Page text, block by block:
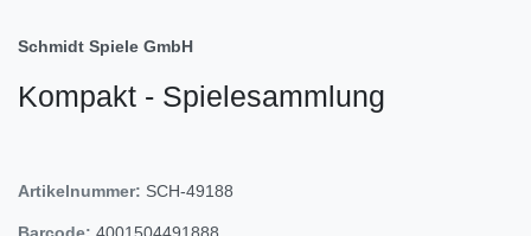
Schmidt Spiele GmbH
Kompakt - Spielesammlung
Artikelnummer: SCH-49188
Barcode: 4001504491888